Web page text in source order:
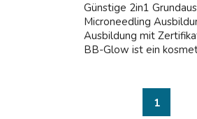
Günstige 2in1
Microneedling
Ausbildung mit
BB-Glow ist ein
Glow Ausbil...
1